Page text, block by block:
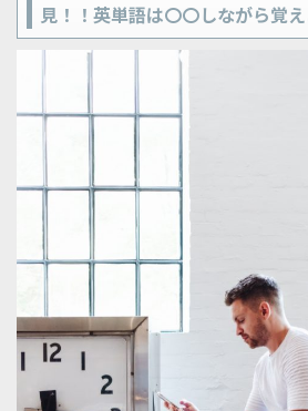
見！！英単語は〇〇しながら覚え